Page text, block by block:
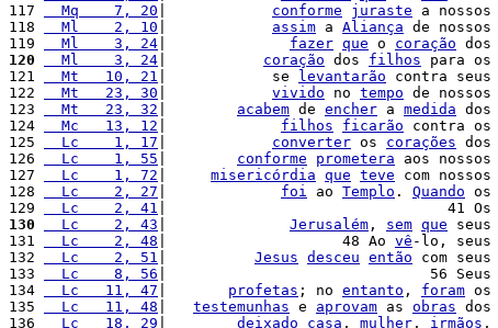
117
  Mq    7, 20
conforme juraste a nossos
118
  Ml    2, 10
assim a Aliança de nossos
119
  Ml    3, 24
fazer que o coração dos
120
  Ml    3, 24
coração dos filhos para os
121
  Mt   10, 21
|            se levantarão contra seus
122
  Mt   23, 30
vivido no tempo de nossos
123
  Mt   23, 32
acabem de encher a medida dos
124
  Mc   13, 12
filhos ficarão contra os
125
  Lc    1, 17
converter os corações dos
126
  Lc    1, 55
conforme prometera aos nossos
127
  Lc    1, 72
misericórdia que teve com nossos
128
  Lc    2, 27
foi ao Templo . Quando os
129
  Lc    2, 41
|                                41 Os
130
  Lc    2, 43
Jerusalém , sem que seus
131
  Lc    2, 48
|                    48 Ao vê -lo, seus
132
  Lc    2, 51
Jesus desceu então com seus
133
  Lc    8, 56
|                              56 Seus
134
  Lc   11, 47
profetas ; no entanto , foram os
135
  Lc   11, 48
testemunhas e aprovam as obras dos
136
  Lc   18, 29
deixado casa , mulher , irmãos ,